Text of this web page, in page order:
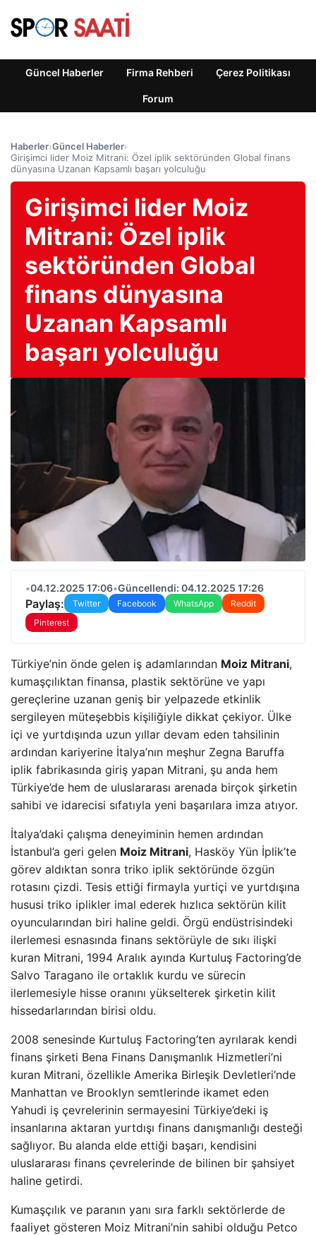
Güncel Haberler Firma Rehberi Çerez Politikası
Forum
Haberler›Güncel Haberler›
Girişimci lider Moiz Mitrani: Özel iplik sektöründen Global finans
dünyasına Uzanan Kapsamlı başarı yolculuğu
Girişimci lider Moiz
Mitrani: Özel iplik
sektöründen Global
finans dünyasına
Uzanan Kapsamlı
başarı yolculuğu
•04.12.2025 17:06•Güncellendi: 04.12.2025 17:26
Paylaş: Twitter Facebook WhatsApp
Reddit
Pinterest
Türkiye’nin önde gelen iş adamlarından Moiz Mitrani,
kumaşçılıktan finansa, plastik sektörüne ve yapı
gereçlerine uzanan geniş bir yelpazede etkinlik
sergileyen müteşebbis kişiliğiyle dikkat çekiyor. Ülke
içi ve yurtdışında uzun yıllar devam eden tahsilinin
ardından kariyerine İtalya’nın meşhur Zegna Baruffa
iplik fabrikasında giriş yapan Mitrani, şu anda hem
Türkiye’de hem de uluslararası arenada birçok şirketin
sahibi ve idarecisi sıfatıyla yeni başarılara imza atıyor.
İtalya’daki çalışma deneyiminin hemen ardından
İstanbul’a geri gelen Moiz Mitrani, Hasköy Yün İplik’te
görev aldıktan sonra triko iplik sektöründe özgün
rotasını çizdi. Tesis ettiği firmayla yurtiçi ve yurtdışına
hususi triko iplikler imal ederek hızlıca sektörün kilit
oyuncularından biri haline geldi. Örgü endüstrisindeki
ilerlemesi esnasında finans sektörüyle de sıkı ilişki
kuran Mitrani, 1994 Aralık ayında Kurtuluş Factoring’de
Salvo Taragano ile ortaklık kurdu ve sürecin
ilerlemesiyle hisse oranını yükselterek şirketin kilit
hissedarlarından birisi oldu.
2008 senesinde Kurtuluş Factoring’ten ayrılarak kendi
finans şirketi Bena Finans Danışmanlık Hizmetleri’ni
kuran Mitrani, özellikle Amerika Birleşik Devletleri’nde
Manhattan ve Brooklyn semtlerinde ikamet eden
Yahudi iş çevrelerinin sermayesini Türkiye’deki iş
insanlarına aktaran yurtdışı finans danışmanlığı desteği
sağlıyor. Bu alanda elde ettiği başarı, kendisini
uluslararası finans çevrelerinde de bilinen bir şahsiyet
haline getirdi.
Kumaşçılık ve paranın yanı sıra farklı sektörlerde de
faaliyet gösteren Moiz Mitrani’nin sahibi olduğu Petco